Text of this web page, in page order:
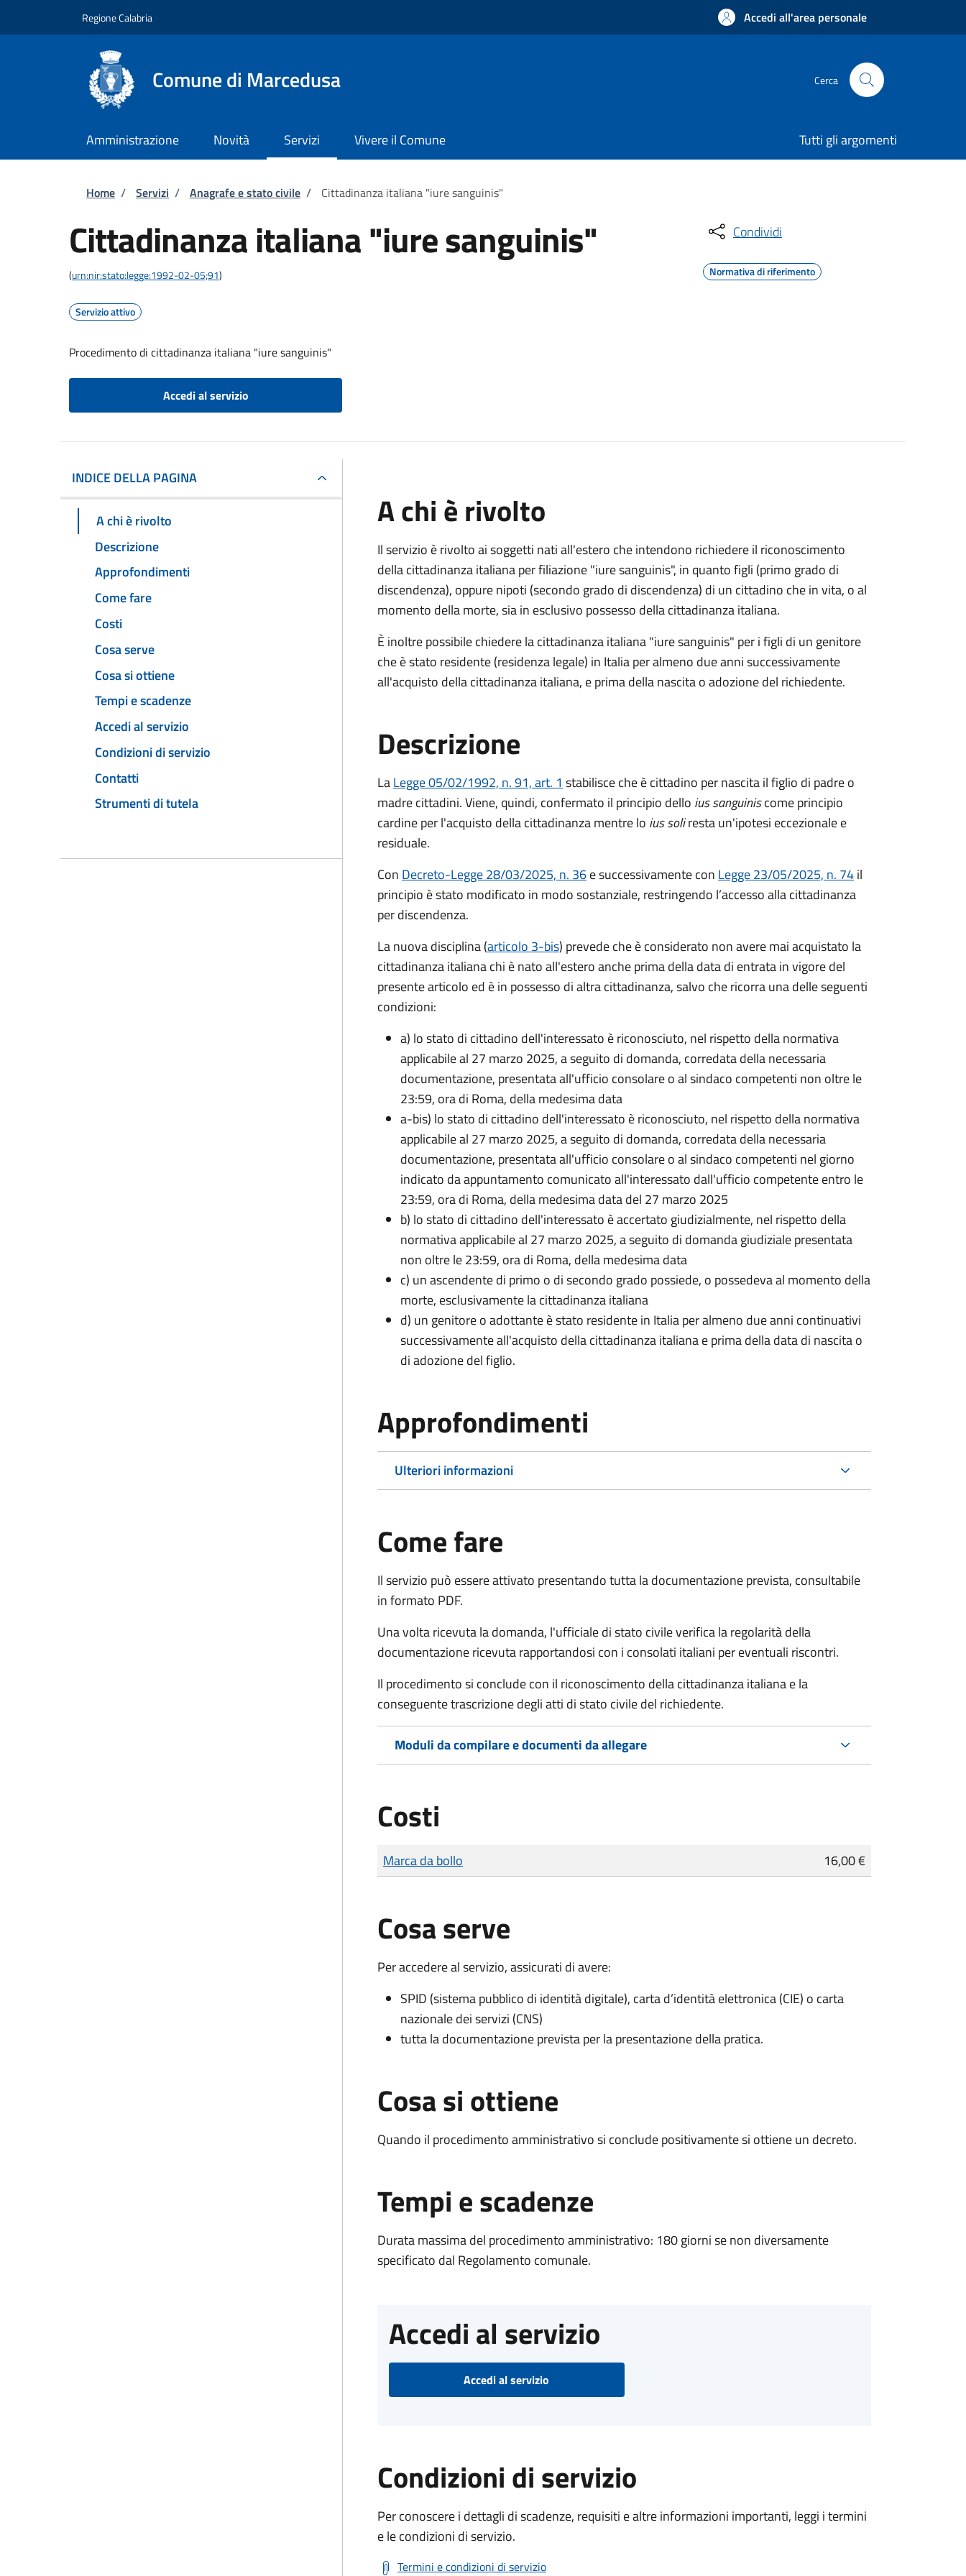
Regione Calabria Accedi all'area personale
Comune di Marcedusa Cerca
Amministrazione Novità Servizi Vivere il Comune Tutti gli argomenti
Briciole di pane
Home / Servizi / Anagrafe e stato civile / Cittadinanza italiana "iure sanguinis"
Cittadinanza italiana "iure sanguinis"
(urn:nir:stato:legge:1992-02-05;91)
Servizio attivo
Procedimento di cittadinanza italiana "iure sanguinis"
Accedi al servizio
Condividi
Normativa di riferimento
INDICE DELLA PAGINA
A chi è rivolto
Descrizione
Approfondimenti
Come fare
Costi
Cosa serve
Cosa si ottiene
Tempi e scadenze
Accedi al servizio
Condizioni di servizio
Contatti
Strumenti di tutela
A chi è rivolto
Il servizio è rivolto ai soggetti nati all'estero che intendono richiedere il riconoscimento
della cittadinanza italiana per filiazione "iure sanguinis", in quanto figli (primo grado di
discendenza), oppure nipoti (secondo grado di discendenza) di un cittadino che in vita, o al
momento della morte, sia in esclusivo possesso della cittadinanza italiana.
È inoltre possibile chiedere la cittadinanza italiana "iure sanguinis" per i figli di un genitore
che è stato residente (residenza legale) in Italia per almeno due anni successivamente
all'acquisto della cittadinanza italiana, e prima della nascita o adozione del richiedente.
Descrizione
LaLegge 05/02/1992, n. 91, art. 1 stabilisce che è cittadino per nascita il figlio di padre o
madre cittadini. Viene, quindi, confermato il principio dello ius sanguiniscome principio
cardine per l'acquisto della cittadinanza mentre lo ius soliresta un'ipotesi eccezionale e
residuale.
Con Decreto-Legge 28/03/2025, n. 36e successivamente con Legge 23/05/2025, n. 74il
principio è stato modificato in modo sostanziale, restringendo l’accesso alla cittadinanza
per discendenza.
La nuova disciplina (articolo 3-bis) prevede cheèconsiderato non avere mai acquistato la
cittadinanza italiana chi è nato all'estero anche prima della data di entrata in vigore del
presente articolo ed è in possesso di altra cittadinanza, salvo che ricorra una delle seguenti
condizioni:
a) lo stato di cittadino dell'interessato è riconosciuto, nel rispetto della normativa
applicabile al 27 marzo 2025, a seguito di domanda, corredata della necessaria
documentazione, presentata all'ufficio consolare o al sindaco competenti non oltre le
23:59, ora di Roma, della medesima data
a-bis) lo stato di cittadino dell'interessato è riconosciuto, nel rispetto della normativa
applicabile al 27 marzo 2025, a seguito di domanda, corredata della necessaria
documentazione, presentata all'ufficio consolare o al sindaco competenti nel giorno
indicato da appuntamento comunicato all'interessato dall'ufficio competente entro le
23:59, ora di Roma, della medesima data del 27 marzo 2025
b) lo stato di cittadino dell'interessato è accertato giudizialmente, nel rispetto della
normativa applicabile al 27 marzo 2025, a seguito di domanda giudiziale presentata
non oltre le 23:59, ora di Roma, della medesima data
c) un ascendente di primo o di secondo grado possiede, o possedeva al momento della
morte, esclusivamente la cittadinanza italiana
d) un genitore o adottante è stato residente in Italia per almeno due anni continuativi
successivamente all'acquisto della cittadinanza italiana e prima della data di nascita o
di adozione del figlio.
Approfondimenti
Ulteriori informazioni
Come fare
Il servizio può essere attivato presentando tutta la documentazione prevista, consultabile
in formato PDF.
Una volta ricevuta la domanda, l'ufficiale di stato civile verifica la regolarità della
documentazione ricevuta rapportandosi con i consolati italiani per eventuali riscontri.
Il procedimento si conclude con il riconoscimento della cittadinanza italiana e la
conseguente trascrizione degli atti di stato civile del richiedente.
Moduli da compilare e documenti da allegare
Costi
Tipo di pagamento
Importo
Marca da bollo 16,00 €
Cosa serve
Per accedere al servizio, assicurati di avere:
SPID (sistema pubblico di identità digitale), carta d’identità elettronica (CIE) o carta
nazionale dei servizi (CNS)
tutta la documentazione prevista per la presentazione della pratica.
Cosa si ottiene
Quando il procedimento amministrativo si conclude positivamente si ottiene un decreto.
Tempi e scadenze
Durata massima del procedimento amministrativo: 180 giorni se non diversamente
specificato dal Regolamento comunale.
Accedi al servizio
Accedi al servizio
Condizioni di servizio
Per conoscere i dettagli di scadenze, requisiti e altre informazioni importanti, leggi i termini
e le condizioni di servizio.
Termini e condizioni di servizio